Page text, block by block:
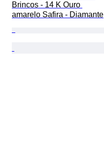
Brincos - 14 K Ouro
amarelo Safira - Diamante